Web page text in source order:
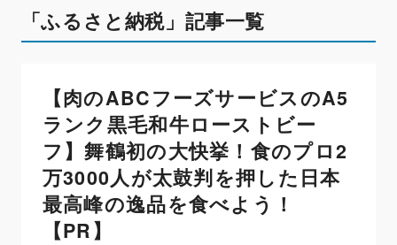
「ふるさと納税」記事一覧
【肉のABCフーズサービスのA5
ランク黒毛和牛ローストビー
フ】舞鶴初の大快挙！食のプロ2
万3000人が太鼓判を押した日本
最高峰の逸品を食べよう！
【PR】